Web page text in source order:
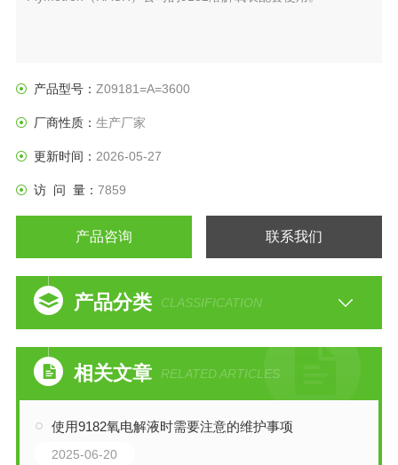
产品型号： Z09181=A=3600
厂商性质： 生产厂家
更新时间： 2026-05-27
访 问 量： 7859
产品咨询 联系我们
产品分类 CLASSIFICATION
相关文章 RELATED ARTICLES
使用9182氧电解液时需要注意的维护事项
2025-06-20